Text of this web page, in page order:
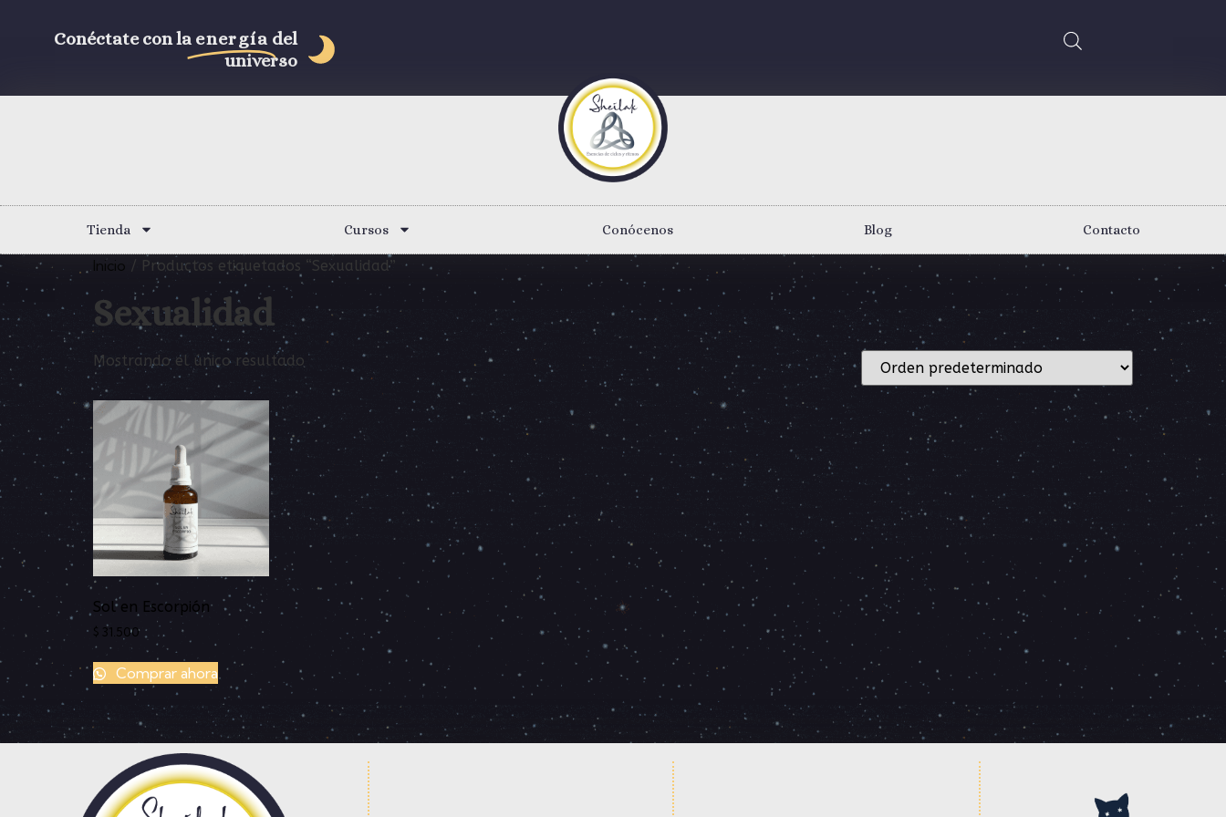
Conéctate con la energía del
universo
Tienda Cursos Conócenos Blog Contacto
Inicio / Productos etiquetados “Sexualidad”
Sexualidad
Mostrando el único resultado
Sol en Escorpión
$ 31.500
Comprar ahora